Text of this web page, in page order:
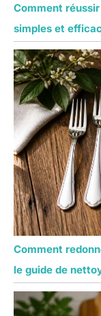
Comment
simples et
Comment
le guide de